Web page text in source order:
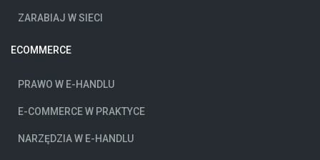
ZARABIAJ W SIECI
ECOMMERCE
PRAWO W E-HANDLU
E-COMMERCE W PRAKTYCE
NARZĘDZIA W E-HANDLU